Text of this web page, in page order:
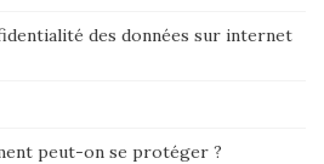
des données sur internet
peut-on se protéger ?